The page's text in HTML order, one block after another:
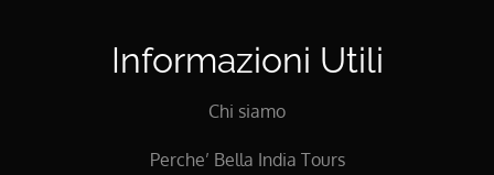
Informazioni Utili
Chi siamo
Perche’ Bella India Tours